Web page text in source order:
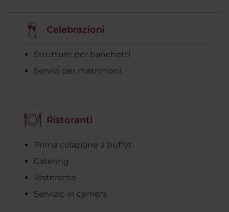
Celebrazioni
Strutture per banchetti
Servizi per matrimoni
Ristoranti
Prima colazione a buffet
Catering
Ristorante
Servizio in camera